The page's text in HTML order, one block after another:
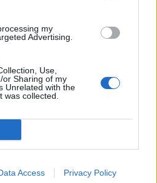
my
Advertising.
Use,
or Sharing of my
Unrelated with the
was collected.
Access Privacy Policy
— mas ainda guarda
2026